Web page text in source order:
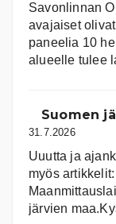
Savonlinnan
avajaiset
paneelia 10
alueelle tulee
Suomen
31.7.2026
Uuutta ja
myös
järvien